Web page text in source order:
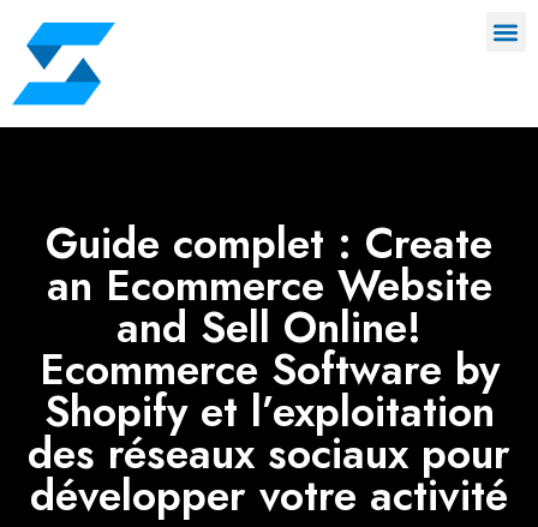
Guide complet : Create
an Ecommerce Website
and Sell Online!
Ecommerce Software by
Shopify et l’exploitation
des réseaux sociaux pour
développer votre activité